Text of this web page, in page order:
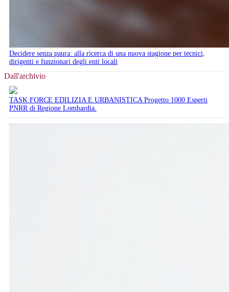
Decidere senza paura: alla ricerca di una nuova stagione per tecnici,
dirigenti e funzionari degli enti locali
Dall'archivio
TASK FORCE EDILIZIA E URBANISTICA Progetto 1000 Esperti
PNRR di Regione Lombardia.